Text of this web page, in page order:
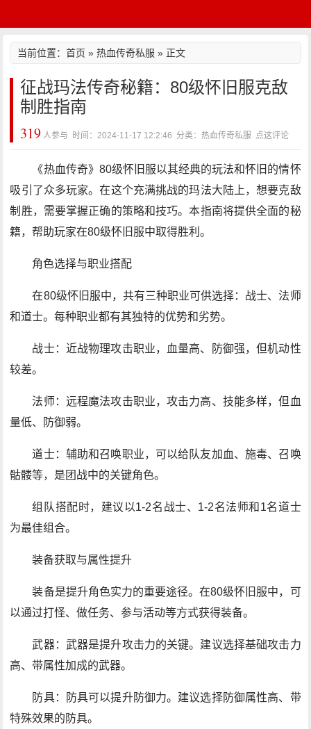
当前位置：首页 »热血传奇私服 » 正文
征战玛法传奇秘籍：80级怀旧服克敌
制胜指南
319 人参与 时间：2024-11-17 12:2:46 分类：热血传奇私服 点这评论
《热血传奇》80级怀旧服以其经典的玩法和怀旧的情怀
吸引了众多玩家。在这个充满挑战的玛法大陆上，想要克敌
制胜，需要掌握正确的策略和技巧。本指南将提供全面的秘
籍，帮助玩家在80级怀旧服中取得胜利。
角色选择与职业搭配
在80级怀旧服中，共有三种职业可供选择：战士、法师
和道士。每种职业都有其独特的优势和劣势。
战士：近战物理攻击职业，血量高、防御强，但机动性
较差。
法师：远程魔法攻击职业，攻击力高、技能多样，但血
量低、防御弱。
道士：辅助和召唤职业，可以给队友加血、施毒、召唤
骷髅等，是团战中的关键角色。
组队搭配时，建议以1-2名战士、1-2名法师和1名道士
为最佳组合。
装备获取与属性提升
装备是提升角色实力的重要途径。在80级怀旧服中，可
以通过打怪、做任务、参与活动等方式获得装备。
武器：武器是提升攻击力的关键。建议选择基础攻击力
高、带属性加成的武器。
防具：防具可以提升防御力。建议选择防御属性高、带
特殊效果的防具。